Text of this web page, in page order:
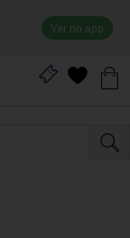
Ver no app